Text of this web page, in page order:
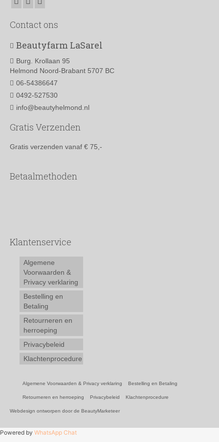
Contact ons
Beautyfarm LaSarel
Burg. Krollaan 95
Helmond Noord-Brabant 5707 BC
06-54386647
0492-527530
info@beautyhelmond.nl
Gratis Verzenden
Gratis verzenden vanaf € 75,-
Betaalmethoden
Klantenservice
Algemene
Voorwaarden &
Privacy verklaring
Bestelling en
Betaling
Retourneren en
herroeping
Privacybeleid
Klachtenprocedure
Algemene Voorwaarden & Privacy verklaring Bestelling en Betaling
Retourneren en herroeping Privacybeleid Klachtenprocedure
Webdesign ontworpen door de BeautyMarketeer
Powered by WhatsApp Chat